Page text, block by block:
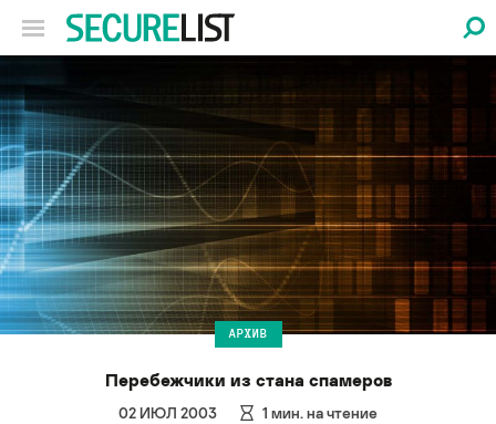
АРХИВ
Перебежчики из стана спамеров
02 ИЮЛ 2003 1 мин. на чтение